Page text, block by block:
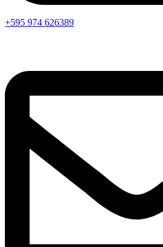
+595 974 626389